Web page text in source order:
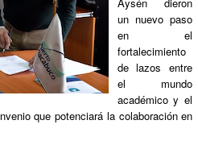
un nuevo paso
en el
fortalecimiento
de lazos entre
el mundo
académico y el
que potenciará la colaboración en